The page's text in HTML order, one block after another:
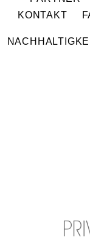
KONTAKT